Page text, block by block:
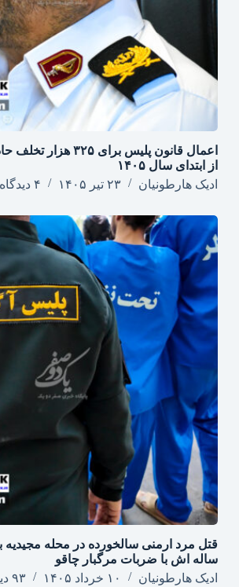
اعمال قانون پلیس برای
از ابتدای سال ۱۴۰۵
ادیک هارطونیان
۲۳ تیر ۱۴۰۵ ۴ دیدگاه
ساله اش با ضربات مرگبار چاقو
ادیک هارطونیان
۱۰ خرداد ۱۴۰۵ ۹۳ دیدگاه